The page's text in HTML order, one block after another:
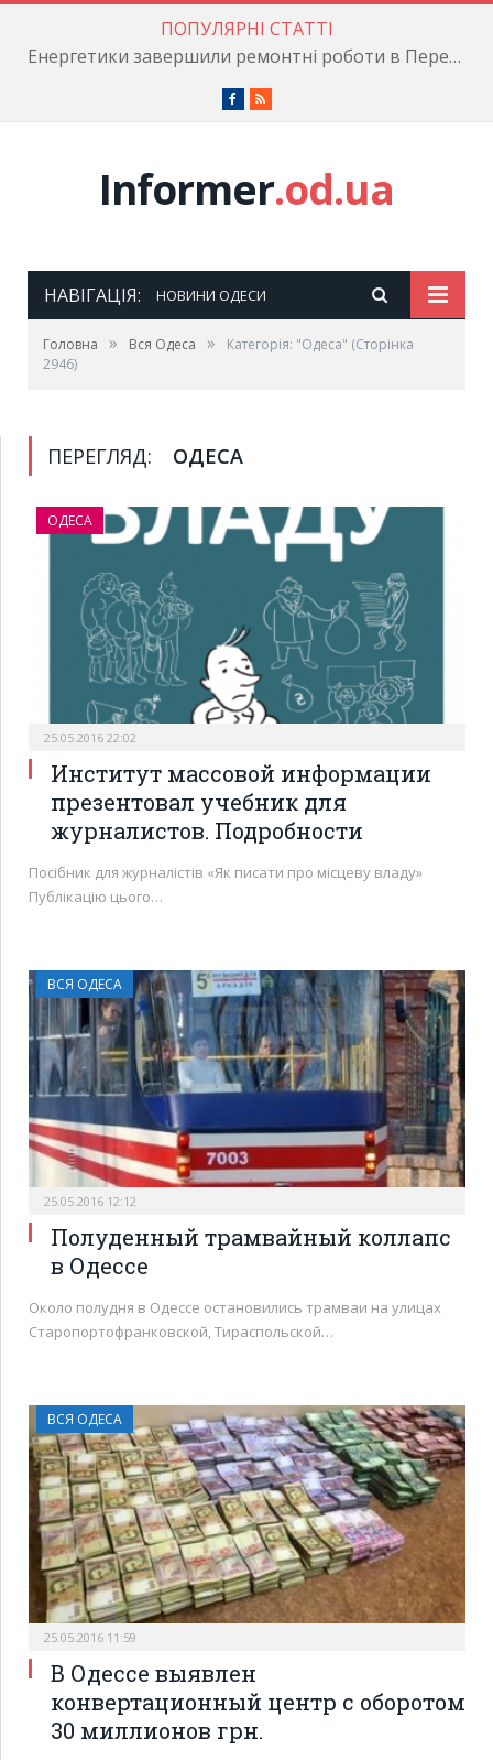
ПОПУЛЯРНІ СТАТТІ
Енергетики завершили ремонтні роботи в Пересипському районі
Facebook
RSS
Informer.od.ua
НАВІГАЦІЯ: НОВИНИ ОДЕСИ
Головна » Вся Одеса » Категорія: "Одеса" (Сторінка
2946)
ПЕРЕГЛЯД: ОДЕСА
ОДЕСА
25.05.2016 22:02
Институт массовой информации
презентовал учебник для
журналистов. Подробности
Посібник для журналістів «Як писати про місцеву владу»
Публікацію цього…
ВСЯ ОДЕСА
25.05.2016 12:12
Полуденный трамвайный коллапс
в Одессе
Около полудня в Одессе остановились трамваи на улицах
Старопортофранковской, Тираспольской…
ВСЯ ОДЕСА
25.05.2016 11:59
В Одессе выявлен
конвертационный центр с оборотом
30 миллионов грн.